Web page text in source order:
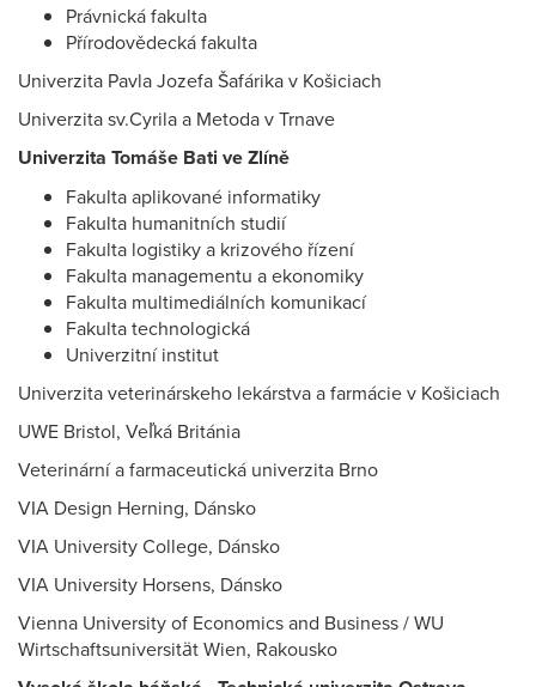
Právnická fakulta
Přírodovědecká fakulta
Univerzita Pavla Jozefa Šafárika v Košiciach
Univerzita sv.Cyrila a Metoda v Trnave
Univerzita Tomáše Bati ve Zlíně
Fakulta aplikované informatiky
Fakulta humanitních studií
Fakulta logistiky a krizového řízení
Fakulta managementu a ekonomiky
Fakulta multimediálních komunikací
Fakulta technologická
Univerzitní institut
Univerzita veterinárskeho lekárstva a farmácie v Košiciach
UWE Bristol, Veľká Británia
Veterinární a farmaceutická univerzita Brno
VIA Design Herning, Dánsko
VIA University College, Dánsko
VIA University Horsens, Dánsko
Vienna University of Economics and Business / WU
Wirtschaftsuniversität Wien, Rakousko